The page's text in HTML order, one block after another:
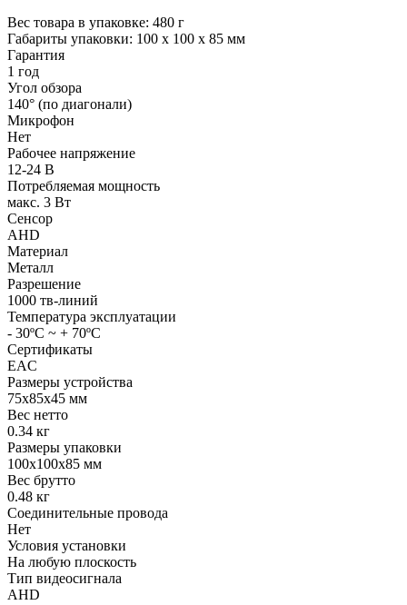
Вес товара в упаковке: 480 г
Габариты упаковки: 100 x 100 x 85 мм
Гарантия
1 год
Угол обзора
140° (по диагонали)
Микрофон
Нет
Рабочее напряжение
12-24 В
Потребляемая мощность
макс. 3 Вт
Сенсор
AHD
Материал
Металл
Разрешение
1000 тв-линий
Температура эксплуатации
- 30ºС ~ + 70ºС
Сертификаты
EAC
Размеры устройства
75х85х45 мм
Вес нетто
0.34 кг
Размеры упаковки
100х100х85 мм
Вес брутто
0.48 кг
Соединительные провода
Нет
Условия установки
На любую плоскость
Тип видеосигнала
AHD